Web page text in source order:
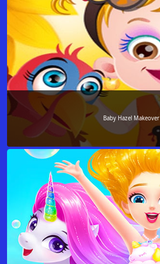
Baby Hazel Makeover